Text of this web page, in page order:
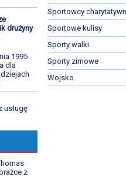
drużyny
1995
dla
usługę
z
Sportowcy
Sportowe kulisy
Sporty walki
Sporty zimowe
Wojsko